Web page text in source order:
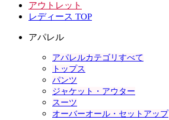
アウトレット
レディース TOP
アパレル
アパレルカテゴリすべて
トップス
パンツ
ジャケット・アウター
スーツ
オーバーオール・セットアップ